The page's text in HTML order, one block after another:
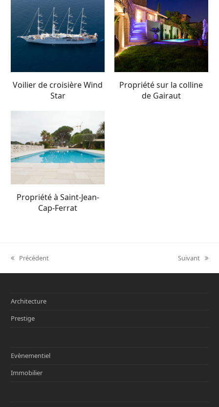
Voilier de croisière Wind
Star
Propriété sur la colline
de Gairaut
Propriété à Saint-Jean-
Cap-Ferrat
previous
post:
Précédent
next
post:
Suivant
Architecture
Prestige
Evènementiel
Immobilier